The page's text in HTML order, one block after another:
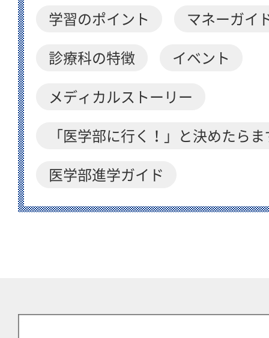
学習のポイント マネーガイ
診療科の特徴 イベント
メディカルストーリー
「医学部に行く！」と決めたら
医学部進学ガイド